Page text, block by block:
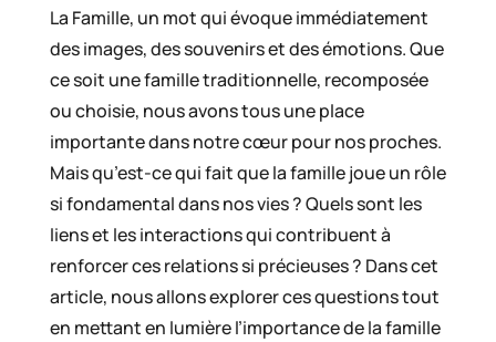
La Famille, un mot qui évoque immédiatement
des images, des souvenirs et des émotions. Que
ce soit une famille traditionnelle, recomposée
ou choisie, nous avons tous une place
importante dans notre cœur pour nos proches.
Mais qu’est-ce qui fait que la famille joue un rôle
si fondamental dans nos vies ? Quels sont les
liens et les interactions qui contribuent à
renforcer ces relations si précieuses ? Dans cet
article, nous allons explorer ces questions tout
en mettant en lumière l’importance de la famille